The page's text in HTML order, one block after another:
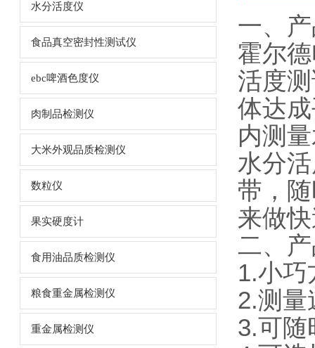
水分活度仪
食品真空密封性测试仪
ebc啤酒色度仪
肉制品检测仪
大米外观品质检测仪
数粒仪
果实硬度计
食用油品质检测仪
粮食重金属检测仪
重金属检测仪
一、
霍尔
活度
体达
内测
水分
带，
来做
二、
1.小
2.测量
3.可随